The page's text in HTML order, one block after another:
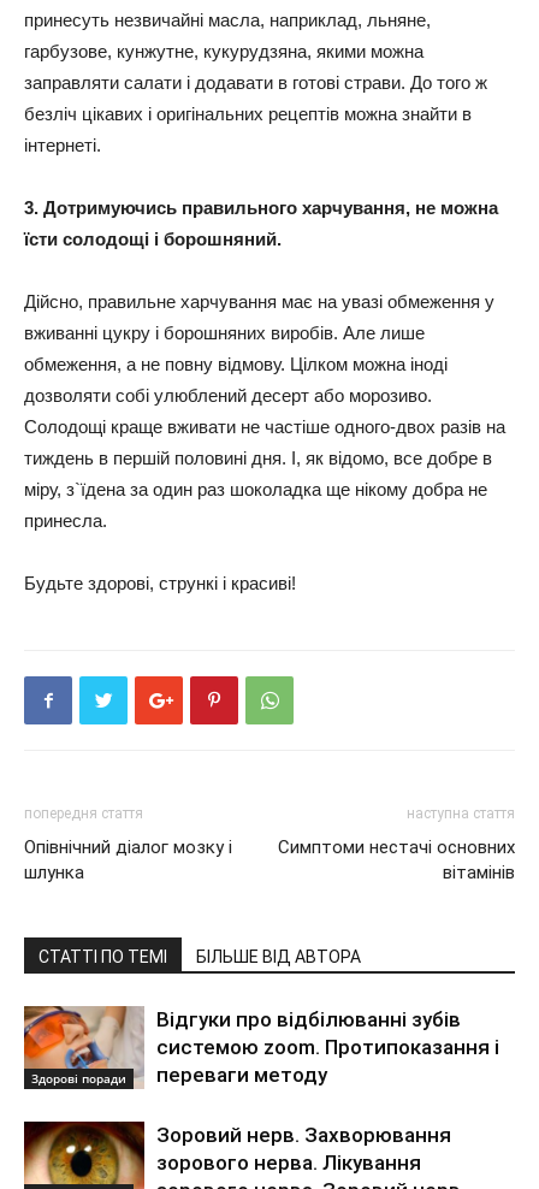
принесуть незвичайні масла, наприклад, льняне,
гарбузове, кунжутне, кукурудзяна, якими можна
заправляти салати і додавати в готові страви. До того ж
безліч цікавих і оригінальних рецептів можна знайти в
інтернеті.
3. Дотримуючись правильного харчування, не можна
їсти солодощі і борошняний.
Дійсно, правильне харчування має на увазі обмеження у
вживанні цукру і борошняних виробів. Але лише
обмеження, а не повну відмову. Цілком можна іноді
дозволяти собі улюблений десерт або морозиво.
Солодощі краще вживати не частіше одного-двох разів на
тиждень в першій половині дня. І, як відомо, все добре в
міру, з`їдена за один раз шоколадка ще нікому добра не
принесла.
Будьте здорові, стрункі і красиві!
попередня стаття
Опівнічний діалог мозку і
шлунка
наступна стаття
Симптоми нестачі основних
вітамінів
СТАТТІ ПО ТЕМІ БІЛЬШЕ ВІД АВТОРА
Здорові поради
Відгуки про відбілюванні зубів
системою zoom. Протипоказання і
переваги методу
Зоровий нерв. Захворювання
зорового нерва. Лікування